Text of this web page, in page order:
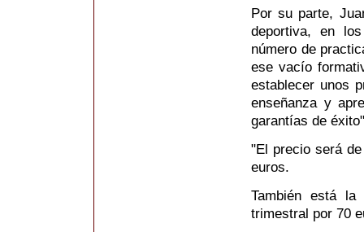
Por su parte,
deportiva, en
número de
ese vacío
establecer unos
enseñanza y
garantías de
"El precio será
euros.
También está
trimestral por 70